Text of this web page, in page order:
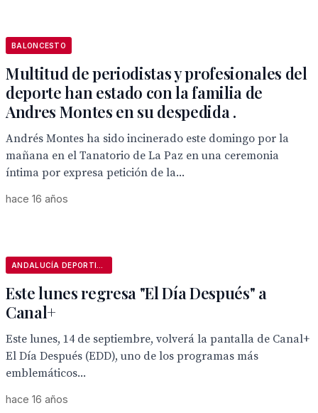
BALONCESTO
Multitud de periodistas y profesionales del
deporte han estado con la familia de
Andres Montes en su despedida .
Andrés Montes ha sido incinerado este domingo por la
mañana en el Tanatorio de La Paz en una ceremonia
íntima por expresa petición de la...
hace 16 años
Este lunes regresa "El Día Después" a
Canal+
Este lunes, 14 de septiembre, volverá la pantalla de Canal+
El Día Después (EDD), uno de los programas más
emblemáticos...
hace 16 años